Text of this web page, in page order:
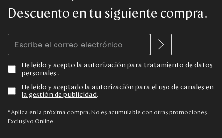
Descuento en tu siguiente compra.
He leído y acepto la autorización para tratamiento de datos
personales .
He leído y aceptado la autorización para el uso de canales en
la gestión de publicidad .
*Aplica en la próxima compra. No es acumulable con otras promociones.
Exclusivo Online.